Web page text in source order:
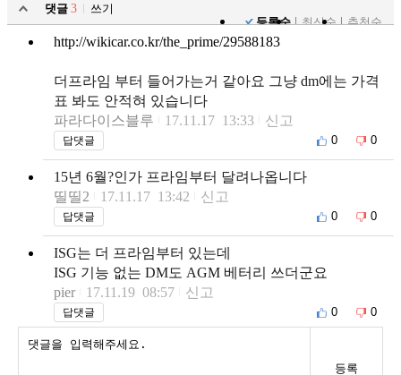
댓글 3
쓰기
등록순
최신순 추천순
http://wikicar.co.kr/the_prime/29588183
더프라임 부터 들어가는거 같아요 그냥 dm에는 가격
표 봐도 안적혀 있습니다
파라다이스블루
17.11.17 13:33 신고
답댓글 0 0
15년 6월?인가 프라임부터 달려나옵니다
띨띨2
17.11.17 13:42 신고
답댓글 0 0
ISG는 더 프라임부터 있는데
ISG 기능 없는 DM도 AGM 베터리 쓰더군요
pier
17.11.19 08:57 신고
답댓글 0 0
등록